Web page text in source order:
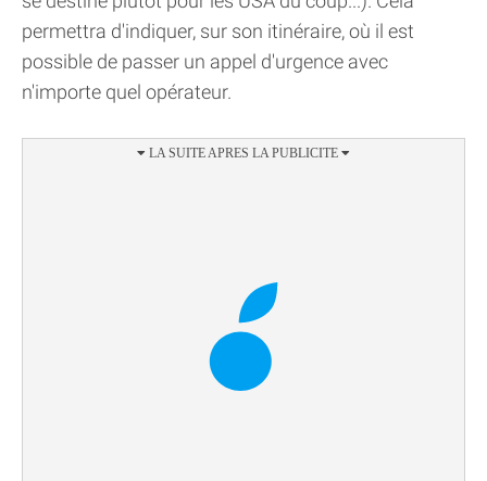
permettra d'indiquer, sur son itinéraire, où il est
possible de passer un appel d'urgence avec
n'importe quel opérateur.